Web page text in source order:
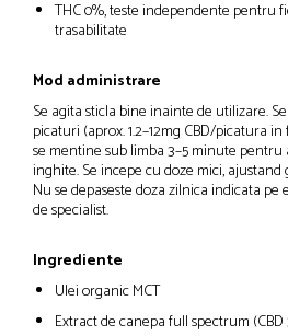
THC 0%, teste independente pentru
trasabilitate
Mod administrare
Se agita sticla bine inainte de utilizare.
picaturi (aprox. 1.2–12mg CBD/picatura
se mentine sub limba 3–5 minute pentru
inghite. Se incepe cu doze mici,
Nu se depaseste doza zilnica indicata
de specialist.
Ingrediente
Ulei organic MCT
Extract de canepa full spectrum (CBD